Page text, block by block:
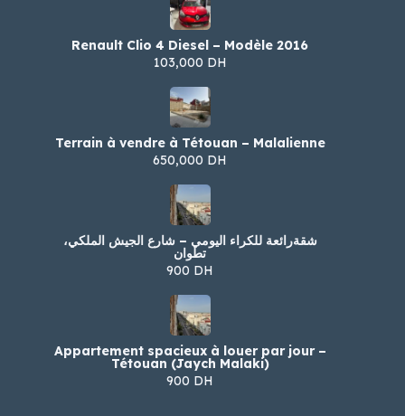
Renault Clio 4 Diesel – Modèle 2016
103,000 DH
Terrain à vendre à Tétouan – Malalienne
650,000 DH
شقةرائعة للكراء اليومي – شارع الجيش الملكي،
تطوان
900 DH
Appartement spacieux à louer par jour –
Tétouan (Jaych Malaki)
900 DH